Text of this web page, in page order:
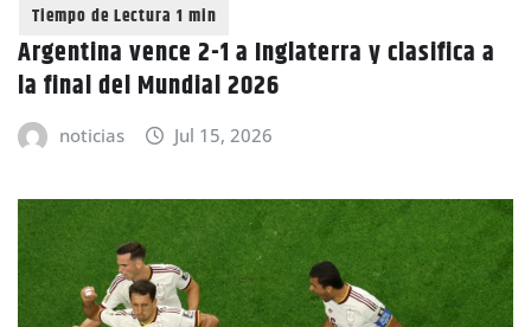
Argentina vence 2-1 a Inglaterra y clasifica a
la final del Mundial 2026
noticias Jul 15, 2026